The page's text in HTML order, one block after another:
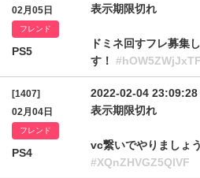
02月05日
フレンド
PS5
表示期限切れ
ドミネ回すフレ募集
す！
[1407]
02月04日
フレンド
PS4
2022-02-04 23:09:28
表示期限切れ
vc繋いでやりましょ
#XQnZHVGZ5QlVF